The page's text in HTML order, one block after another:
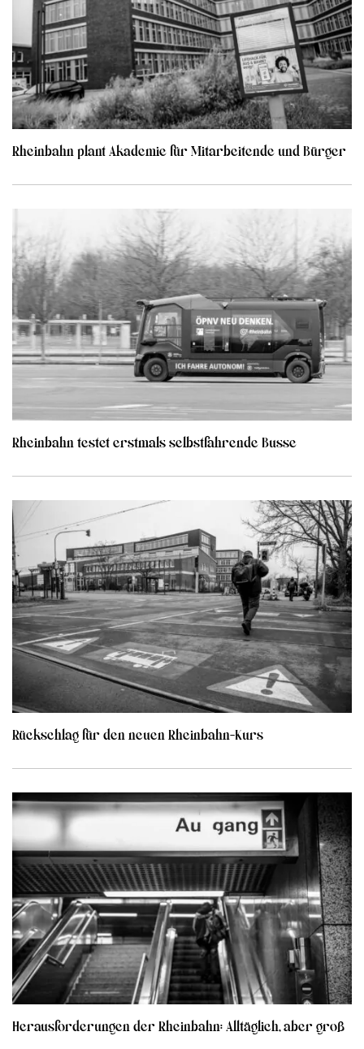
Rheinbahn plant Akademie für Mitarbeitende und Bürger
Rheinbahn testet erstmals selbstfahrende Busse
Rückschlag für den neuen Rheinbahn-Kurs
Herausforderungen der Rheinbahn: Alltäglich, aber groß